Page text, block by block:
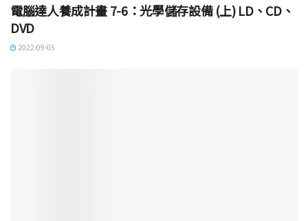
電腦達人養成計畫 7-6：光學儲存設備 (上) LD、CD、
DVD
2022-09-05